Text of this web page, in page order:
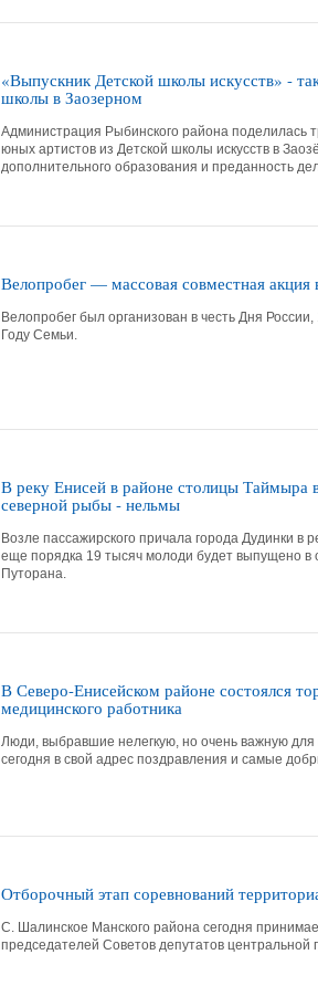
«Выпускник Детской школы искусств» -
школы в Заозерном
Администрация Рыбинского района поделилась
юных артистов из Детской школы искусств в
дополнительного образования и преданность
Велопробег — массовая совместная акция
Велопробег был организован в честь Дня
Году Семьи.
В реку Енисей в районе столицы Таймыра
северной рыбы - нельмы
Возле пассажирского причала города Дудинки в
еще порядка 19 тысяч молоди будет выпущено в
Путорана.
В Северо-Енисейском районе состоялся
медицинского работника
Люди, выбравшие нелегкую, но очень важную
сегодня в свой адрес поздравления и самые
Отборочный этап соревнований
С. Шалинское Манского района сегодня
председателей Советов депутатов центральной